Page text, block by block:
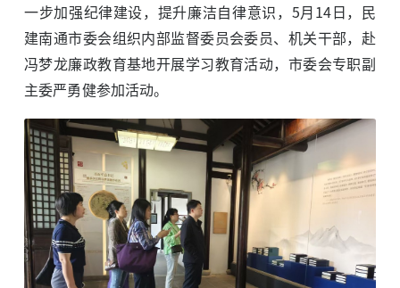
一步加强纪律建设，提升廉洁自律意识，5月14日，民
建南通市委会组织内部监督委员会委员、机关干部，赴
冯梦龙廉政教育基地开展学习教育活动，市委会专职副
主委严勇健参加活动。